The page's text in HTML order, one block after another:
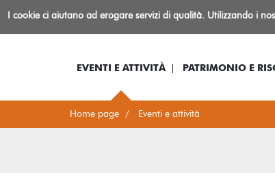
BibliotecaIo sono... Log-in
EVENTI E ATTIVITÀ PATRIMONIO E
Home page Eventi e attività
I cookie ci aiutano ad erogare servizi di qualità. Utilizzando i